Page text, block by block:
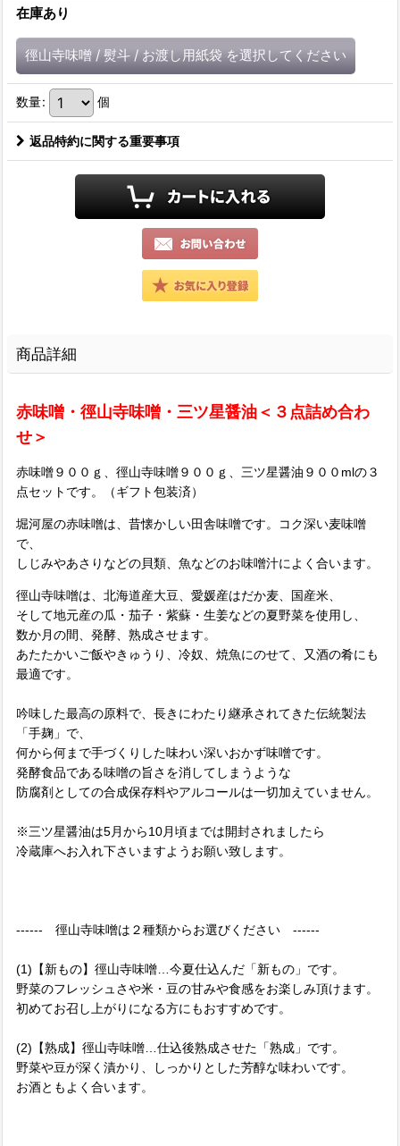
在庫あり
徑山寺味噌 / 熨斗 / お渡し用紙袋 を選択してください
数量: 個
返品特約に関する重要事項
商品詳細
赤味噌・徑山寺味噌・三ツ星醤油＜３点詰め合わ
せ＞
赤味噌９００ｇ、徑山寺味噌９００ｇ、三ツ星醤油９００mlの３
点セットです。（ギフト包装済）
堀河屋の赤味噌は、昔懐かしい田舎味噌です。コク深い麦味噌
で、
しじみやあさりなどの貝類、魚などのお味噌汁によく合います。
徑山寺味噌は、北海道産大豆、愛媛産はだか麦、国産米、
そして地元産の瓜・茄子・紫蘇・生姜などの夏野菜を使用し、
数か月の間、発酵、熟成させます。
あたたかいご飯やきゅうり、冷奴、焼魚にのせて、又酒の肴にも
最適です。
吟味した最高の原料で、長きにわたり継承されてきた伝統製法
「手麹」で、
何から何まで手づくりした味わい深いおかず味噌です。
発酵食品である味噌の旨さを消してしまうような
防腐剤としての合成保存料やアルコールは一切加えていません。
※三ツ星醤油は5月から10月頃までは開封されましたら
冷蔵庫へお入れ下さいますようお願い致します。
------ 徑山寺味噌は２種類からお選びください ------
(1)【新もの】徑山寺味噌…今夏仕込んだ「新もの」です。
野菜のフレッシュさや米・豆の甘みや食感をお楽しみ頂けます。
初めてお召し上がりになる方にもおすすめです。
(2)【熟成】徑山寺味噌…仕込後熟成させた「熟成」です。
野菜や豆が深く漬かり、しっかりとした芳醇な味わいです。
お酒ともよく合います。